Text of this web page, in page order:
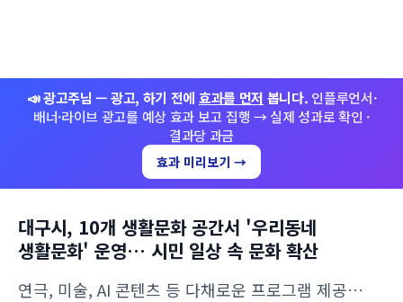
📣 광고주님 — 광고, 하기 전에 효과를 먼저 봅니다. 인플루언서·
배너·라이브 광고를 예상 효과 보고 집행 → 실제 성과로 확인 ·
결과당 과금
효과 미리보기 →
대구시, 10개 생활문화 공간서 '우리동네
생활문화' 운영… 시민 일상 속 문화 확산
연극, 미술, AI 콘텐츠 등 다채로운 프로그램 제공…